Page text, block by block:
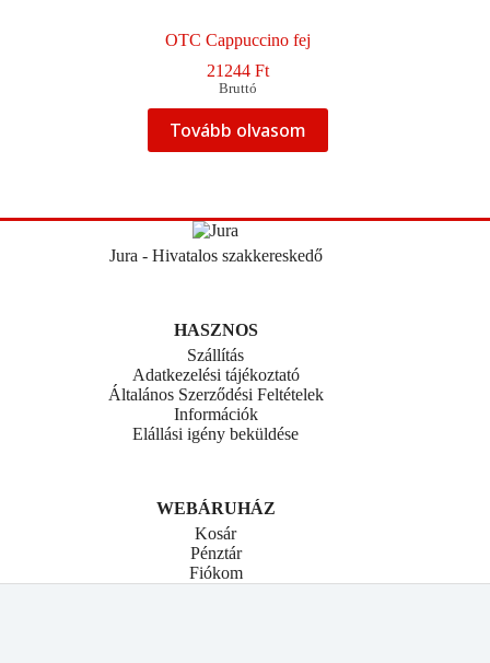
OTC Cappuccino fej
21244 Ft
Bruttó
Tovább olvasom
Jura - Hivatalos szakkereskedő
HASZNOS
Szállítás
Adatkezelési tájékoztató
Általános Szerződési Feltételek
Információk
Elállási igény beküldése
WEBÁRUHÁZ
Kosár
Pénztár
Fiókom